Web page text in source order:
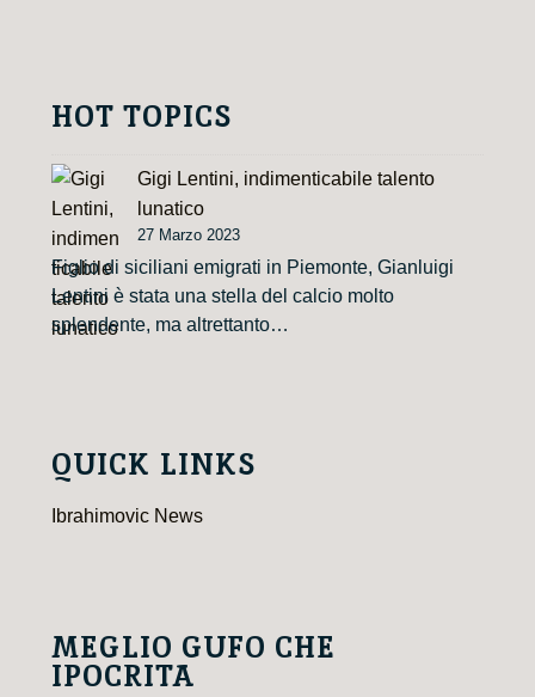
HOT TOPICS
Gigi Lentini, indimenticabile talento
lunatico
27 Marzo 2023
Figlio di siciliani emigrati in Piemonte, Gianluigi
Lentini è stata una stella del calcio molto
splendente, ma altrettanto…
QUICK LINKS
Ibrahimovic News
MEGLIO GUFO CHE
IPOCRITA